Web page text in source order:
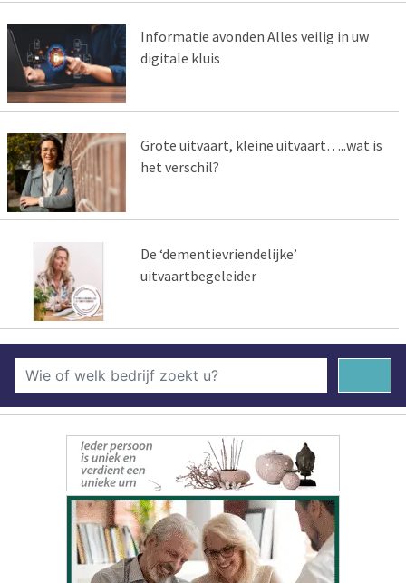
Informatie avonden Alles veilig in uw
digitale kluis
Grote uitvaart, kleine uitvaart…..wat is
het verschil?
De ‘dementievriendelijke’
uitvaartbegeleider